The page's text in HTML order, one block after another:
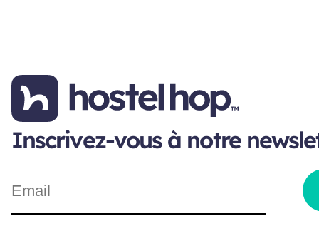
Inscrivez-vous à notre